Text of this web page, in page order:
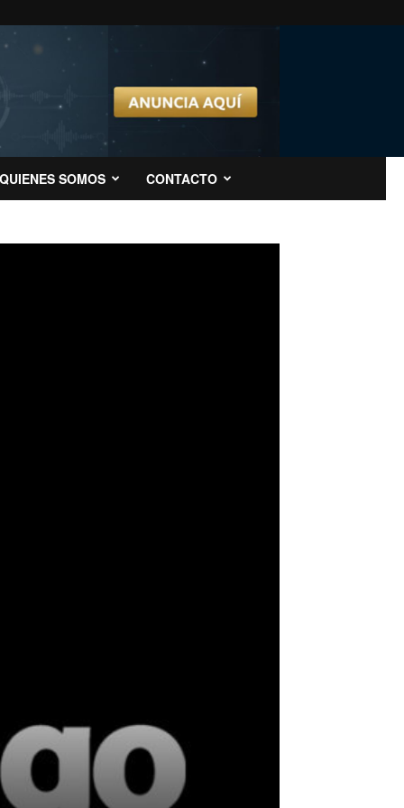
QUIENES SOMOS CONTACTO